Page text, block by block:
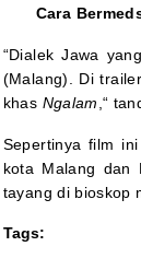
Cara
“Dialek Jawa
(Malang). Di
khas Ngalam ,“
Sepertinya film
kota Malang dan
tayang di bioskop
Tags: